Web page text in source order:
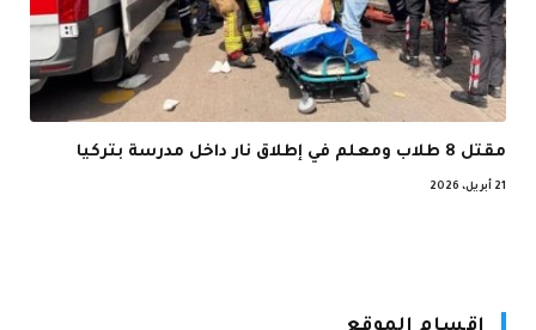
مقتل 8 طلاب ومعلم في إطلاق نار داخل مدرسة بتركيا
21 أبريل، 2026